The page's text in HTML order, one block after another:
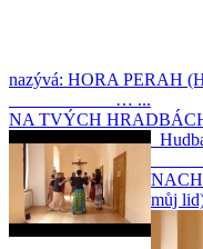
nazývá: HORA PERAH
… ...
NA TVÝCH
…
můj